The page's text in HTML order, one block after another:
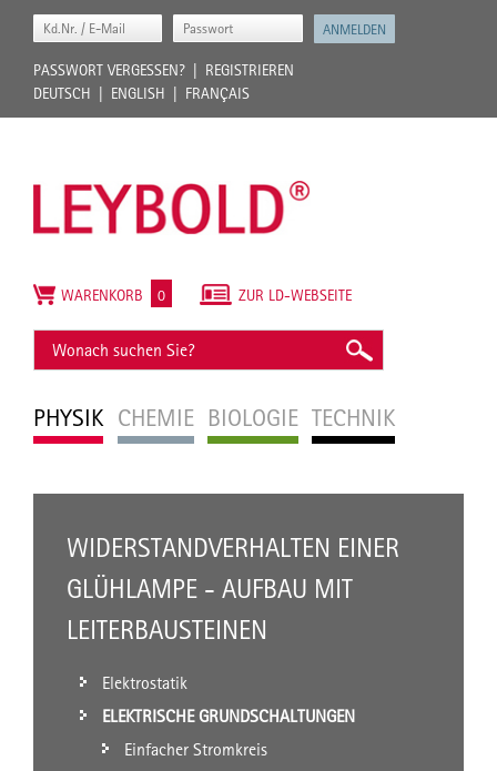
PASSWORT VERGESSEN?
REGISTRIEREN
DEUTSCH
ENGLISH FRANÇAIS
PHYSIK CHEMIE BIOLOGIE TECHNIK
ZUR LD-WEBSEITE
WARENKORB 0
WIDERSTANDVERHALTEN EINER
GLÜHLAMPE - AUFBAU MIT
LEITERBAUSTEINEN
Elektrostatik
ELEKTRISCHE GRUNDSCHALTUNGEN
Einfacher Stromkreis